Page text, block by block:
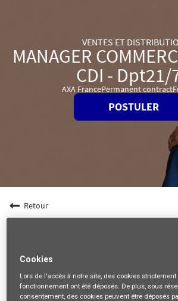
MES CANDIDATURES MON
VENTES ET
MANAGER
CDI - Dpt21/
AXA FrancePermanent contract
POSTULER
Retour
MANAGER COMMERCIAL (F/H) -
35286
Cookies
Lors de l'accès à notre site, des cookies
fonctionnement ont été déposés. De plus, sous
consentement, des cookies peuvent être déposés